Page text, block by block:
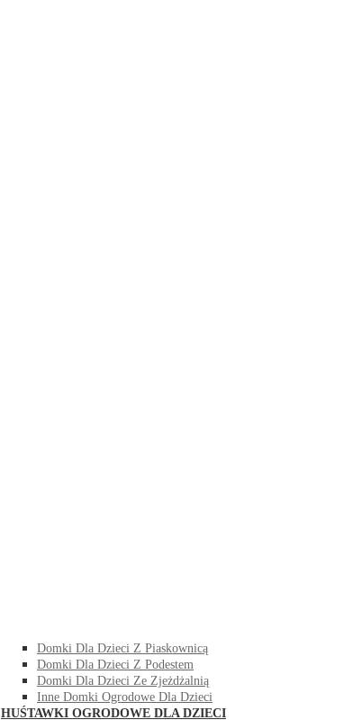
Domki Dla Dzieci Z Piaskownicą
Domki Dla Dzieci Z Podestem
Domki Dla Dzieci Ze Zjeżdżalnią
Inne Domki Ogrodowe Dla Dzieci
HUŚTAWKI OGRODOWE DLA DZIECI